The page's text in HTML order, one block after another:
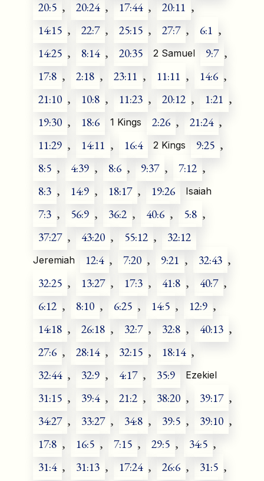
20:5 , 20:24 , 17:44 , 20:11 ,
14:15 , 22:7 , 25:15 , 27:7 , 6:1 ,
14:25 , 8:14 , 20:35 2 Samuel 9:7 ,
17:8 , 2:18 , 23:11 , 11:11 , 14:6 ,
21:10 , 10:8 , 11:23 , 20:12 , 1:21 ,
19:30 , 18:6 1 Kings 2:26 , 21:24 ,
11:29 , 14:11 , 16:4 2 Kings 9:25 ,
8:5 , 4:39 , 8:6 , 9:37 , 7:12 ,
8:3 , 14:9 , 18:17 , 19:26 Isaiah
7:3 , 56:9 , 36:2 , 40:6 , 5:8 ,
37:27 , 43:20 , 55:12 , 32:12
Jeremiah 12:4 , 7:20 , 9:21 , 32:43 ,
32:25 , 13:27 , 17:3 , 41:8 , 40:7 ,
6:12 , 8:10 , 6:25 , 14:5 , 12:9 ,
14:18 , 26:18 , 32:7 , 32:8 , 40:13 ,
27:6 , 28:14 , 32:15 , 18:14 ,
32:44 , 32:9 , 4:17 , 35:9 Ezekiel
31:15 , 39:4 , 21:2 , 38:20 , 39:17 ,
34:27 , 33:27 , 34:8 , 39:5 , 39:10 ,
17:8 , 16:5 , 7:15 , 29:5 , 34:5 ,
31:4 , 31:13 , 17:24 , 26:6 , 31:5 ,